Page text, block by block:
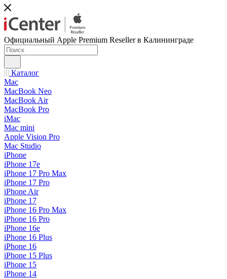
Официальный Apple Premium Reseller в Калининграде
Каталог
Mac
MacBook Neo
MacBook Air
MacBook Pro
iMac
Mac mini
Apple Vision Pro
Mac Studio
iPhone
iPhone 17e
iPhone 17 Pro Max
iPhone 17 Pro
iPhone Air
iPhone 17
iPhone 16 Pro Max
iPhone 16 Pro
iPhone 16e
iPhone 16 Plus
iPhone 16
iPhone 15 Plus
iPhone 15
iPhone 14